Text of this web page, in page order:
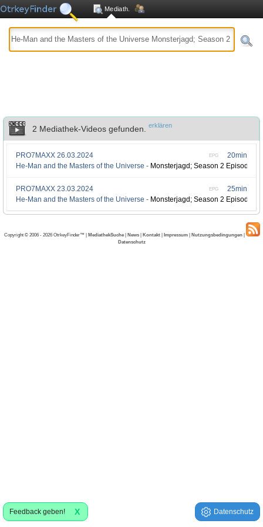
Mediath.
2 Mediathek-Videos gefunden. erklären
20min
EPG
PRO7MAXX 26.03.2024
He-Man and the Masters of the Universe - Monsterjagd; Season 2 Episode 55
25min
EPG
PRO7MAXX 23.03.2024
He-Man and the Masters of the Universe - Monsterjagd; Season 2 Episode 55
Copyright © 2006 - 2026 OtrkeyFinder™ | MediathekSuche | News | Kontakt | Impressum | Nutzungsbedingungen |
Datenschutz
Feedback geben! X Datenschutz